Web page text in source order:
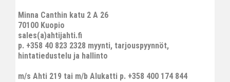
Minna Canthin katu 2 A 26
70100 Kuopio
sales(a)ahtijahti.fi
p. +358 40 823 2328 myynti, tarjouspyynnöt,
hintatiedustelu ja hallinto
m/s Ahti 219 tai m/b Alukatti p. +358 400 174 844